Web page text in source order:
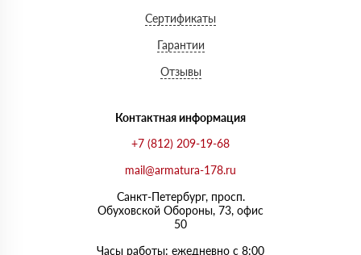
Сертификаты
Гарантии
Отзывы
Контактная информация
+7 (812) 209-19-68
mail@armatura-178.ru
Санкт-Петербург, просп.
Обуховской Обороны, 73, офис
50
Часы работы: ежедневно с 8:00